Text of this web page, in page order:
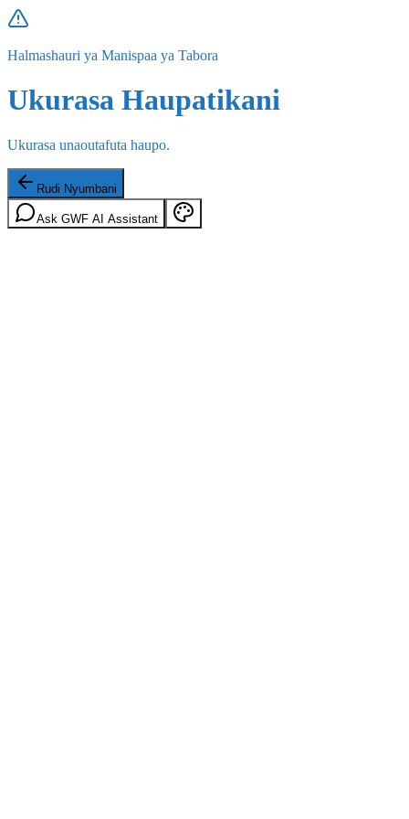
Halmashauri ya Manispaa ya Tabora
Ukurasa Haupatikani
Ukurasa unaoutafuta haupo.
Rudi Nyumbani
Ask GWF AI Assistant